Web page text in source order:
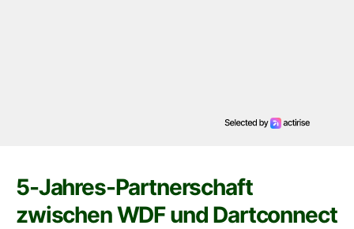
5-Jahres-Partnerschaft
zwischen WDF und Dartconnect